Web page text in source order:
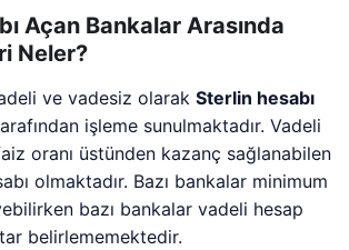
Açan Bankalar Arasında
Neler?
ve vadesiz olarakSterlin hesabı
işleme sunulmaktadır. Vadeli
oranı üstünden kazanç sağlanabilen
olmaktadır. Bazı bankalar minimum
bazı bankalar vadeli hesap
belirlememektedir.